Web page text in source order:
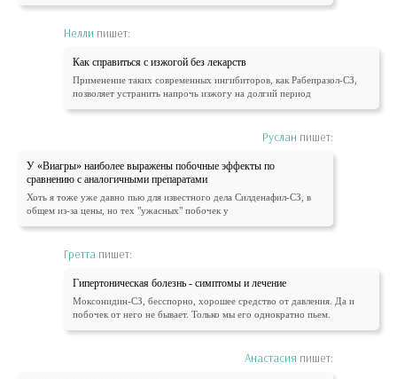
Нелли пишет:
Как справиться с изжогой без лекарств
Применение таких современных ингибиторов, как Рабепразол-СЗ,
позволяет устранить напрочь изжогу на долгий период
Руслан пишет:
У «Виагры» наиболее выражены побочные эффекты по
сравнению с аналогичными препаратами
Хоть я тоже уже давно пью для известного дела Силденафил-СЗ, в
общем из-за цены, но тех "ужасных" побочек у
Гретта пишет:
Гипертоническая болезнь - симптомы и лечение
Моксонидин-СЗ, бесспорно, хорошее средство от давления. Да и
побочек от него не бывает. Только мы его однократно пьем.
Анастасия пишет: